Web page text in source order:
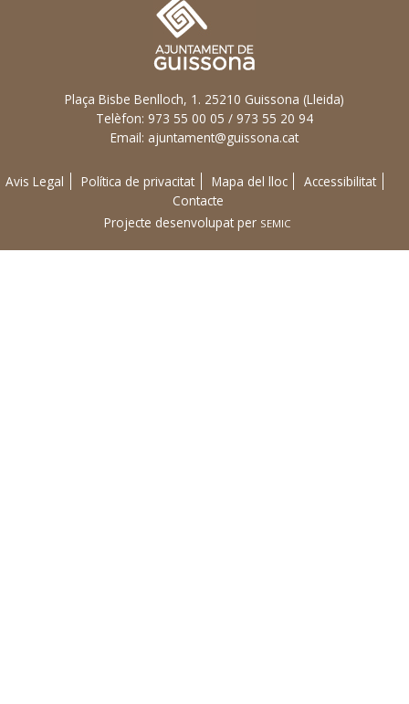
Plaça Bisbe Benlloch, 1. 25210 Guissona (Lleida)
Telèfon: 973 55 00 05 / 973 55 20 94
Email: ajuntament@guissona.cat
Avis Legal Política de privacitat Mapa del lloc
Accessibilitat
Contacte
Projecte desenvolupat per SEMIC